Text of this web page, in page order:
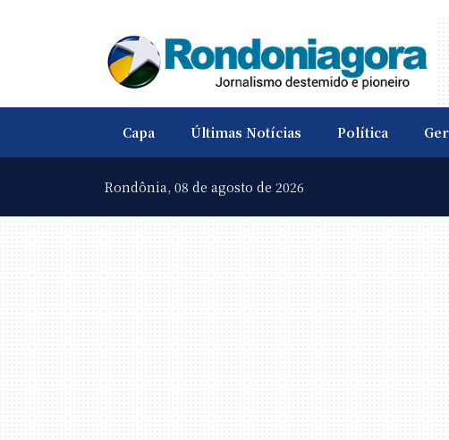
Capa Últimas Notícias Política
Rondônia, 08 de agosto de 2026